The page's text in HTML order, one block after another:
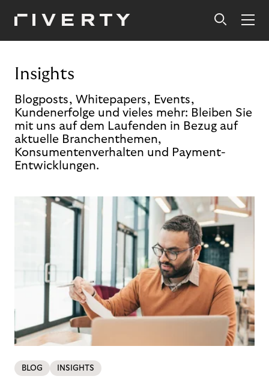
Insights
Blogposts, Whitepapers, Events,
Kundenerfolge und vieles mehr: Bleiben Sie
mit uns auf dem Laufenden in Bezug auf
aktuelle Branchenthemen,
Konsumentenverhalten und Payment-
Entwicklungen.
BLOG INSIGHTS